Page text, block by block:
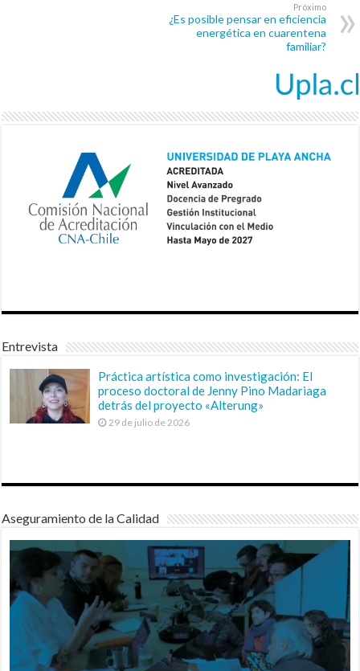
Próximo
¿Es posible pensar en eficiencia
energética en cuarentena
familiar?
Entrevista
Práctica artística como investigación: El
proceso doctoral de Jenny Pino Madariaga
detrás del proyecto «Alterung»
29 de julio de 2026
Aseguramiento de la Calidad